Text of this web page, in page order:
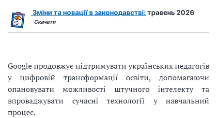
Зміни та новації в законодавстві:травень 2026
Скачати
Google продовжує підтримувати українських педагогів
у цифровій трансформації освіти, допомагаючи
опановувати можливості штучного інтелекту та
впроваджувати сучасні технології у навчальний
процес.